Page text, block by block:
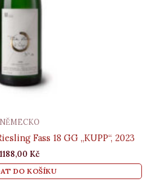
NĚMECKO
Fass 18 GG „KUPP“, 2023
1188,00 Kč
DO KOŠÍKU